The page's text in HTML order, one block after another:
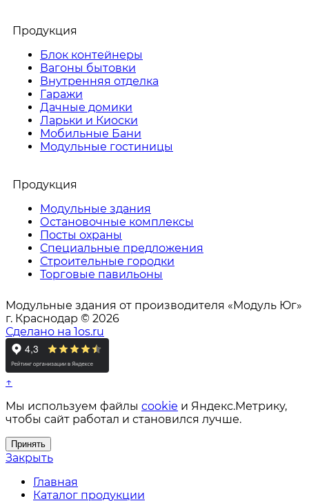
Продукция
Блок контейнеры
Вагоны бытовки
Внутренняя отделка
Гаражи
Дачные домики
Ларьки и Киоски
Мобильные Бани
Модульные гостиницы
Продукция
Модульные здания
Остановочные комплексы
Посты охраны
Специальные предложения
Строительные городки
Торговые павильоны
Модульные здания от производителя «Модуль Юг»
г. Краснодар © 2026
Сделано на 1os.ru
↑
Мы используем файлы cookie и Яндекс.Метрику,
чтобы сайт работал и становился лучше.
Принять
Закрыть
Главная
Каталог продукции